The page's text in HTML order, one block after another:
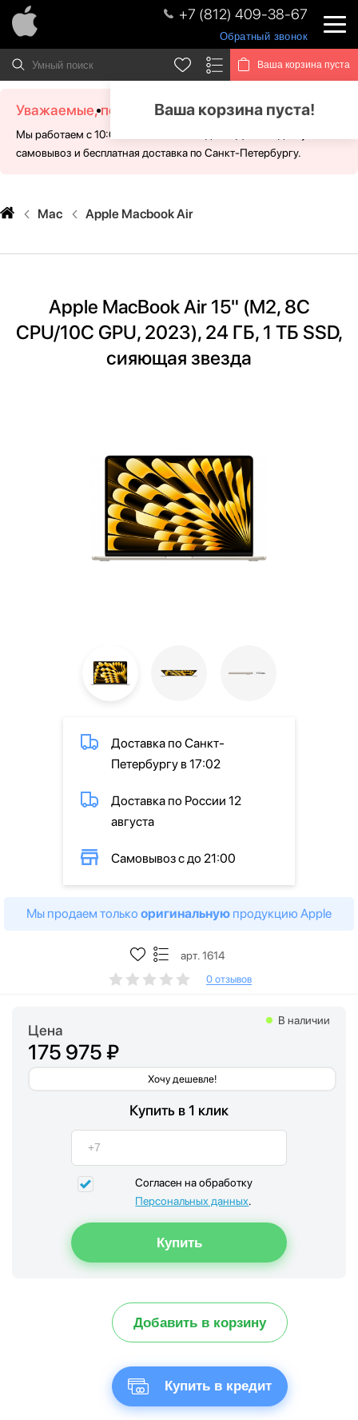
+7 (812) 409-38-67
Обратный звонок
Ваша корзина пуста
Ваша корзина пуста!
Уважаемые, посетители!
Мы работаем с 10:00 - 21:00 без выходных. Для Вас доступен
самовывоз и бесплатная доставка по Санкт-Петербургу.
Mac Apple Macbook Air
Apple MacBook Air 15" (M2, 8C
CPU/10C GPU, 2023), 24 ГБ, 1 ТБ SSD,
сияющая звезда
Доставка по Санкт-
Петербургу в 17:02
Доставка по России 12
августа
Самовывоз с до 21:00
Мы продаем только оригинальную продукцию Apple
арт. 1614
0 отзывов
Цена
175 975 ₽
Хочу дешевле!
В наличии
Купить в 1 клик
Согласен на обработку
Персональных данных.
Добавить в корзину
Купить в кредит